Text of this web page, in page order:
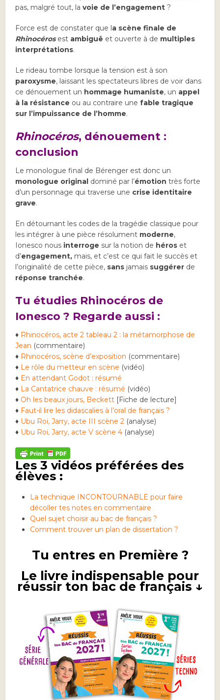
pas, malgré tout, lavoie de l’engagement ?
Force est de constater que la scène finale de
Rhinocérosest ambiguë et ouverte à de multiples
interprétations.
Le rideau tombe lorsque la tension est à son
paroxysme, laissant les spectateurs libres de voir dans
ce dénouement un hommage humaniste, un appel
à la résistance ou au contraire unefable tragique
sur l’impuissance de l’homme.
Rhinocéros, dénouement :
conclusion
Le monologue final de Bérenger est donc un
monologue original dominé par l’émotiontrès forte
d’un personnage qui traverse une crise identitaire
grave.
En détournant les codes de la tragédie classique pour
les intégrer à une pièce résolument moderne,
Ionesco nous interroge sur la notion de héros et
d’engagement, mais, et c’est ce qui fait le succès et
l’originalité de cette pièce, sans jamais suggérer de
réponse tranchée.
Tu étudies Rhinocéros de
Ionesco ? Regarde aussi :
♦ Rhinocéros, acte 2 tableau 2 : la métamorphose de
Jean (commentaire)
♦ Rhinocéros, scène d’exposition (commentaire)
♦ Le rôle du metteur en scène (vidéo)
♦ En attendant Godot : résumé
♦ La Cantatrice chauve : résumé (vidéo)
♦ Oh les beaux jours, Beckett [Fiche de lecture]
♦ Faut-il lire les didascalies à l’oral de français ?
♦ Ubu Roi, Jarry, acte III scène 2 (analyse)
♦ Ubu Roi, Jarry, acte V scène 4 (analyse)
Les 3 vidéos préférées des
élèves :
La technique INCONTOURNABLE pour faire
décoller tes notes en commentaire
Quel sujet choisir au bac de français ?
Comment trouver un plan de dissertation ?
Tu entres en Première ?
Le livre indispensable pour
réussir ton bac de français ↓